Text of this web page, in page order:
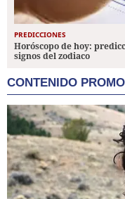
PREDICCIONES
Horóscopo de hoy:
signos del zodiaco
CONTENIDO